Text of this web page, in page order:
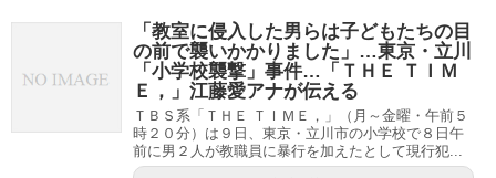
「教室に侵入した男らは子どもたちの目
の前で襲いかかりました」…東京・立川
「小学校襲撃」事件…「ＴＨＥ ＴＩＭ
Ｅ，」江藤愛アナが伝える
ＴＢＳ系「ＴＨＥ ＴＩＭＥ，」（月～金曜・午前５
時２０分）は９日、東京・立川市の小学校で８日午
前に男２人が教職員に暴行を加えたとして現行犯...